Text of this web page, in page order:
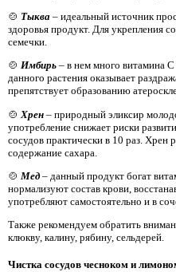
🍲 Тыква – идеальный источник
здоровья продукт. Для укрепления
семечки.
🍲 Имбирь – в нем много витамина
данного растения оказывает
препятствует образованию
🍲 Хрен – природный эликсир
употребление снижает риски
сосудов практически в 10 раз. Хрен
содержание сахара.
🍲 Мед – данный продукт богат
нормализуют состав крови,
употребляют самостоятельно и в
Также рекомендуем обратить
клюкву, калину, рябину, сельдерей.
Чистка сосудов чесноком и